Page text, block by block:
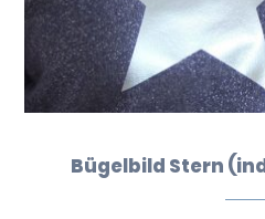
Bügelbild Stern